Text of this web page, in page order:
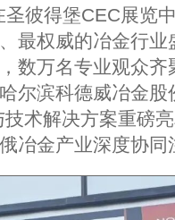
彼得堡CEC展览
最权威的冶金行
数万名专业观众
尔滨科德威冶金股
术解决方案重磅
冶金产业深度协